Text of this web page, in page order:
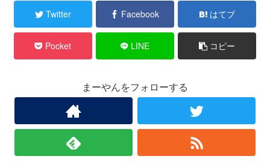
Twitter Facebook はてブ
Pocket LINE コピー
まーやんをフォローする